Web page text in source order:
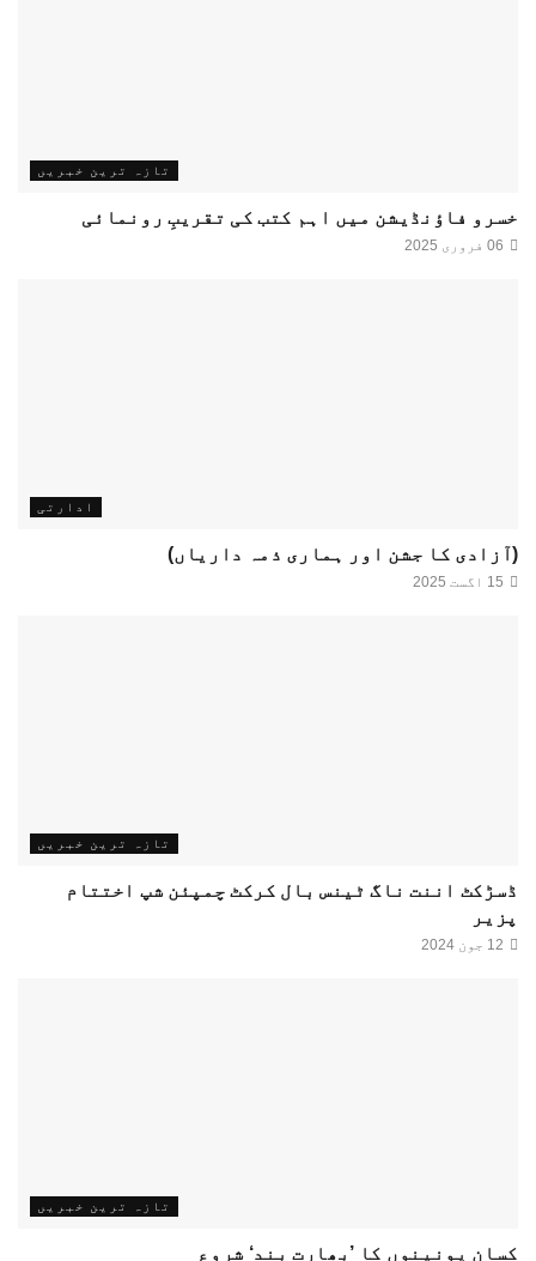
تازہ ترین خبریں
خسرو فاؤنڈیشن میں اہم کتب کی تقریبِ رونمائی
ادارتی
(آزادی کا جشن اور ہماری ذمہ داریاں)
تازہ ترین خبریں
ڈسڑکٹ اننت ناگ ٹینس بال کرکٹ چمپئن شپ اختتام
پزیر
تازہ ترین خبریں
کسان یونینوں کا ’بھارت بند‘ شروع